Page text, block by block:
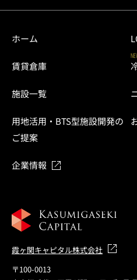
ホーム
賃貸倉庫
施設一覧
用地活用・BTS型施設開発の
ご提案
企業情報
霞ヶ関キャピタル株式会社
〒100-0013